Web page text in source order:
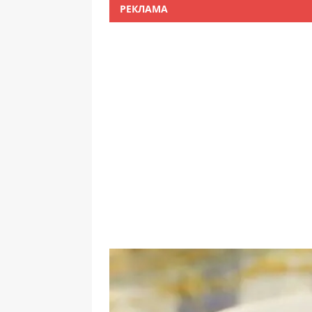
РЕКЛАМА